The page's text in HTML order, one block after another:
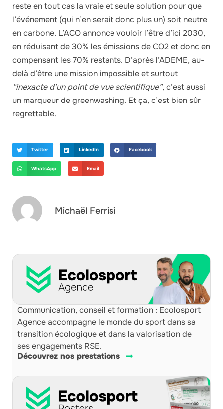
reste en tout cas la vraie et seule solution pour que
l’événement (qui n’en serait donc plus un) soit neutre
en carbone. L’ACO annonce vouloir l’être d’ici 2030,
en réduisant de 30% les émissions de CO2 et donc en
compensant les 70% restants. D’après l’ADEME, au-
delà d’être une mission impossible et surtout
“inexacte d’un point de vue scientifique”, c’est aussi
un marqueur de greenwashing. Et ça, c’est bien sûr
regrettable.
Twitter LinkedIn Facebook
WhatsApp Email
Michaël Ferrisi
Communication, conseil et formation : Ecolosport
Agence accompagne le monde du sport dans sa
transition écologique et dans la valorisation de
ses engagements RSE.
Découvrez nos prestations